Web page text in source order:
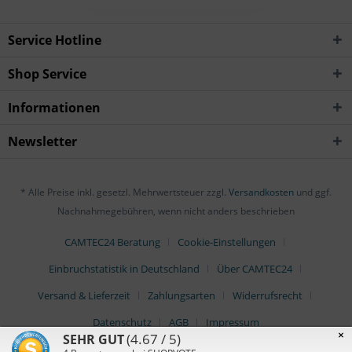
Service Hotline
Shop Service
Informationen
Newsletter
* Alle Preise inkl. gesetzl. Mehrwertsteuer zzgl. Versandkosten und ggf.
Nachnahmegebühren, wenn nicht anders beschrieben
CAMTEC24 Beratung
Cookie-Einstellungen
Einbruchstatistik in Deutschland
Über CAMTEC24
Versand & Lieferzeit
Zahlungsarten
Widerrufsrecht
Datenschutz
AGB Impressum
×
SEHR GUT(4.67 / 5)